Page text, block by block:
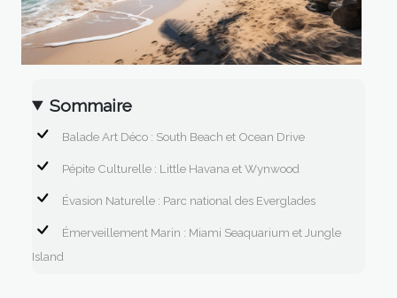
Sommaire
Balade Art Déco : South Beach et Ocean Drive
Pépite Culturelle : Little Havana et Wynwood
Évasion Naturelle : Parc national des Everglades
Émerveillement Marin : Miami Seaquarium et Jungle
Island